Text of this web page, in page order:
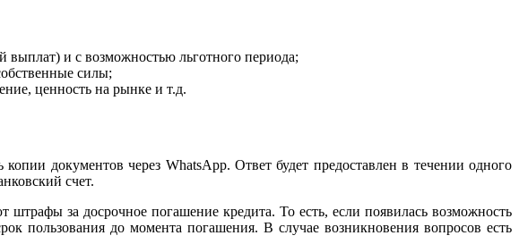
и с возможностью льготного периода;
силы;
ценность на рынке и т.д.
документов через WhatsApp. Ответ будет предоставлен в течении одного
счет.
за досрочное погашение кредита. То есть, если появилась возможность
пользования до момента погашения. В случае возникновения вопросов есть